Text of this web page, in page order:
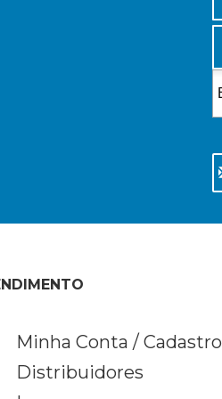
Minha Conta / Cadastro
Distribuidores